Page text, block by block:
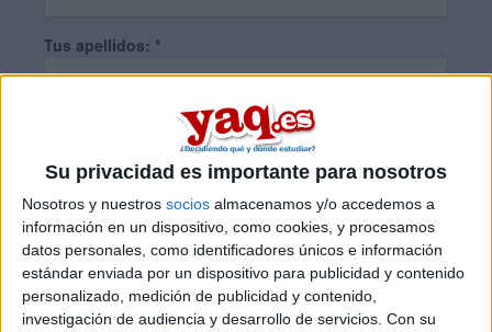
Su privacidad es importante para nosotros
Nosotros y nuestros socios almacenamos y/o accedemos a
información en un dispositivo, como cookies, y procesamos
datos personales, como identificadores únicos e información
estándar enviada por un dispositivo para publicidad y contenido
personalizado, medición de publicidad y contenido,
investigación de audiencia y desarrollo de servicios. Con su
Tus apellidos: *
¿Qué quieres preguntar?*